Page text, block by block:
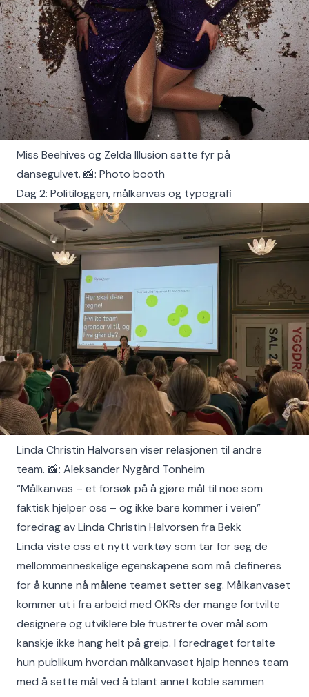
Miss Beehives og Zelda Illusion satte fyr på
dansegulvet. 📸: Photo booth
Dag 2: Politiloggen, målkanvas og typografi
Linda Christin Halvorsen viser relasjonen til andre
team. 📸: Aleksander Nygård Tonheim
“Målkanvas – et forsøk på å gjøre mål til noe som
faktisk hjelper oss – og ikke bare kommer i veien”
foredrag av Linda Christin Halvorsen fra Bekk
Linda viste oss et nytt verktøy som tar for seg de
mellommenneskelige egenskapene som må defineres
for å kunne nå målene teamet setter seg. Målkanvaset
kommer ut i fra arbeid med OKRs der mange fortvilte
designere og utviklere ble frustrerte over mål som
kanskje ikke hang helt på greip. I foredraget fortalte
hun publikum hvordan målkanvaset hjalp hennes team
med å sette mål ved å blant annet koble sammen